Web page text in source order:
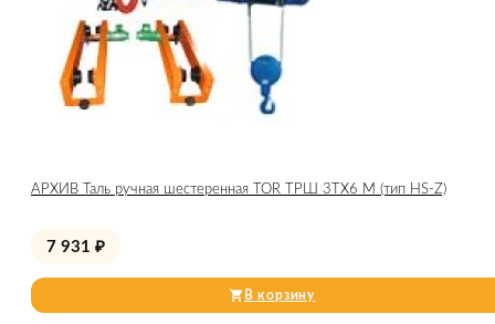
АРХИВ Таль ручная шестеренная TOR ТРШ 3ТХ6 М (тип HS-Z)
7 931 ₽
В корзину